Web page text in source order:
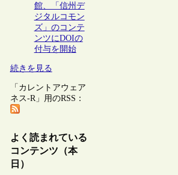
館、「信州デ
ジタルコモン
ズ」のコンテ
ンツにDOIの
付与を開始
続きを見る
「カレントアウェア
ネス-R」用のRSS：
よく読まれている
コンテンツ（本
日）